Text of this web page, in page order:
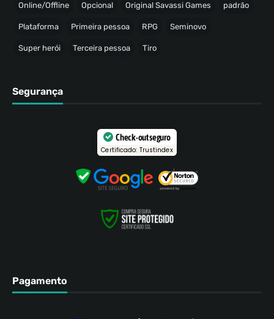
Online/Offline Opcional Original Savassi Games padrão
Plataforma Primeira pessoa RPG Seminovo
Super herói Terceira pessoa Tiro
Segurança
Check-out seguro
Certificado: Trustindex
Pagamento